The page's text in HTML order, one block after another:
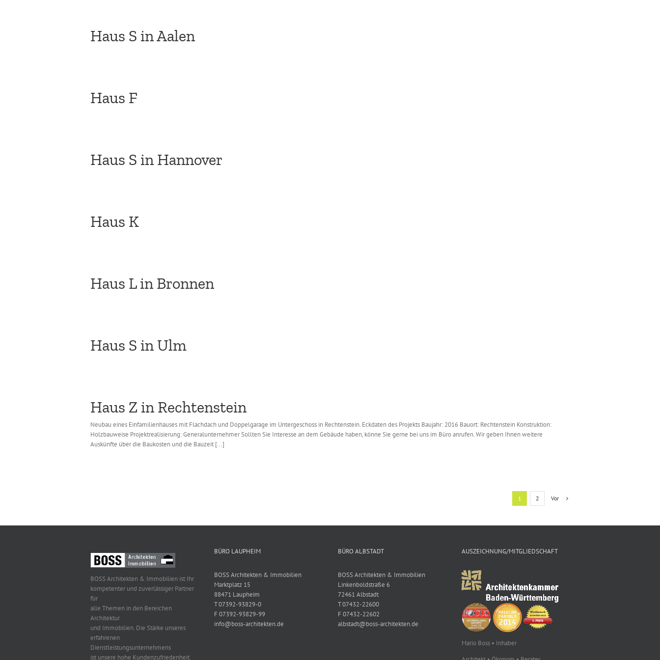
Haus S in Aalen
Haus F
Haus S in Hannover
Haus K
Haus L in Bronnen
Haus S in Ulm
Haus Z in Rechtenstein
Neubau eines Einfamilienhauses mit Flachdach und Doppelgarage im Untergeschoss in Rechtenstein. Eckdaten des Projekts Baujahr: 2016 Bauort: Rechtenstein Konstruktion:
Holzbauweise Projektrealisierung: Generalunternehmer Sollten Sie Interesse an dem Gebäude haben, könne Sie gerne bei uns im Büro anrufen. Wir geben Ihnen weitere
Auskünfte über die Baukosten und die Bauzeit [...]
1 2 Vor
BOSS Architekten & Immobilien ist Ihr
kompetenter und zuverlässiger Partner
für
alle Themen in den Bereichen
Architektur
und Immobilien. Die Stärke unseres
erfahrenen
Dienstleistungsunternehmens
ist unsere hohe Kundenzufriedenheit.
BÜRO LAUPHEIM
BOSS Architekten & Immobilien
Marktplatz 15
88471 Laupheim
T 07392-93829-0
F 07392-93829-99
info@boss-architekten.de
BÜRO ALBSTADT
BOSS Architekten & Immobilien
Linkenboldstraße 6
72461 Albstadt
T 07432-22600
F 07432-22602
albstadt@boss-architekten.de
AUSZEICHNUNG/MITGLIEDSCHAFT
Mario Boss • Inhaber